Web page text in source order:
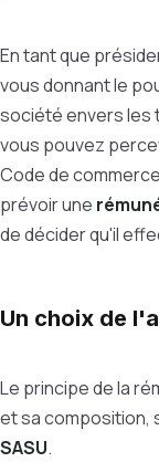
En tant que
vous donnant le
société envers les
vous pouvez
Code de
prévoir une
de décider qu'il
Un choix de
Le principe de la
et sa composition,
SASU.